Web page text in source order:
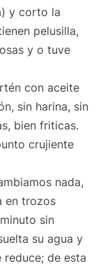
y corto la
pelusilla,
y o tuve
con aceite
sin harina, sin
bien friticas.
crujiente
nada,
en trozos
sin
su agua y
de esta